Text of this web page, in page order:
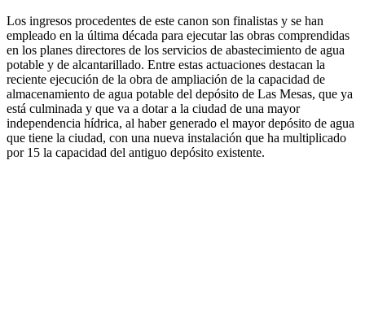
Los ingresos procedentes de este canon son finalistas y se han
empleado en la última década para ejecutar las obras comprendidas
en los planes directores de los servicios de abastecimiento de agua
potable y de alcantarillado. Entre estas actuaciones destacan la
reciente ejecución de la obra de ampliación de la capacidad de
almacenamiento de agua potable del depósito de Las Mesas, que ya
está culminada y que va a dotar a la ciudad de una mayor
independencia hídrica, al haber generado el mayor depósito de agua
que tiene la ciudad, con una nueva instalación que ha multiplicado
por 15 la capacidad del antiguo depósito existente.